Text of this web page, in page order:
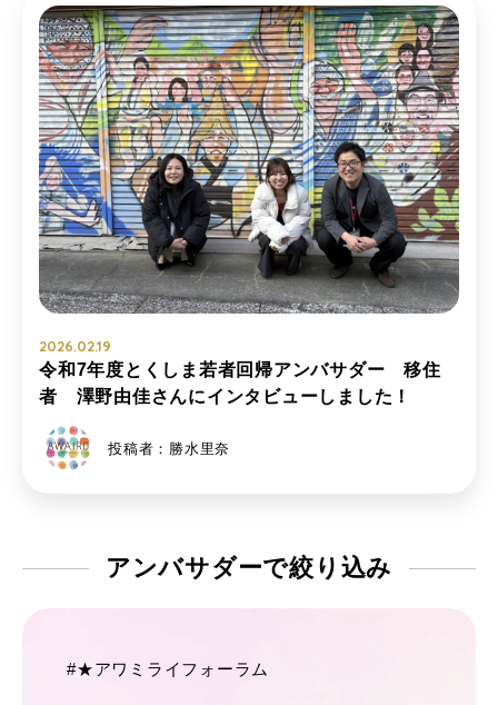
2026.02.19
令和7年度とくしま若者回帰アンバサダー 移住
者 澤野由佳さんにインタビューしました！
投稿者：勝水里奈
アンバサダーで絞り込み
#★アワミライフォーラム